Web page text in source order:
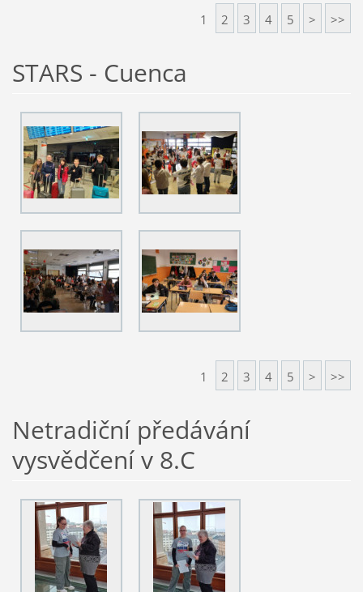
1 2 3 4 5 > >>
STARS - Cuenca
1 2 3 4 5 > >>
Netradiční předávání
vysvědčení v 8.C